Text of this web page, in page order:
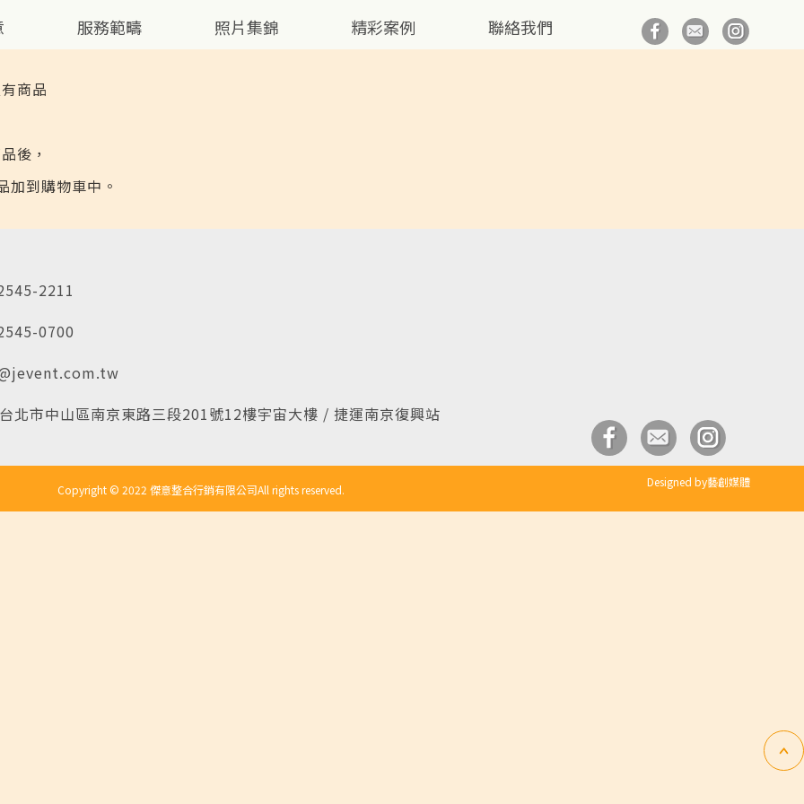
服務範疇 照片集錦 精彩案例 聯絡我們
我的購物車 (幣別 : $)
商品
後，
加到購物車中。
2211
0700
北市中山區南京東路三段201號12樓宇宙大樓 / 捷運南京復興站
Copyright © 2022 傑意整合行銷有限公司All rights reserved.
Designed by藝創媒體